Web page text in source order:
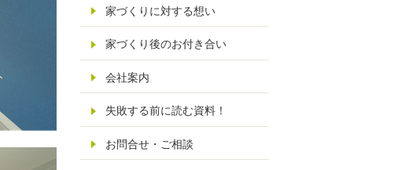
家づくりに対する想い
家づくり後のお付き合い
会社案内
失敗する前に読む資料！
お問合せ・ご相談